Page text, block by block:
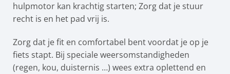
hulpmotor kan krachtig starten; Zorg dat je stuur
recht is en het pad vrij is.
Zorg dat je fit en comfortabel bent voordat je op je
fiets stapt. Bij speciale weersomstandigheden
(regen, kou, duisternis …) wees extra oplettend en